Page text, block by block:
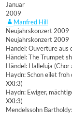
Januar
2009
Manfred Hill
Neujahrskonzert 2009
Neujahrskonzert 2009
Händel: Ouvertüre aus
Händel: The Trumpet
Händel: Halleluja
Haydn: Schon eilet
XXI:3)
Haydn: Ewiger,
XXI:3)
Mendelssohn